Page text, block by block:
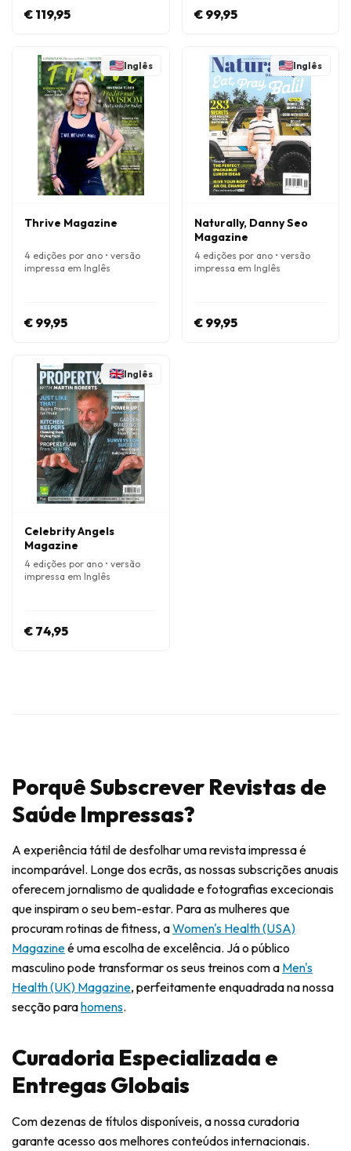
€ 119,95 € 99,95
Inglês
Thrive Magazine
4 edições por ano • versão
impressa em Inglês
€ 99,95
Inglês
Naturally, Danny Seo
Magazine
4 edições por ano • versão
impressa em Inglês
€ 99,95
Inglês
Celebrity Angels
Magazine
4 edições por ano • versão
impressa em Inglês
€ 74,95
Porquê Subscrever Revistas de
Saúde Impressas?
A experiência tátil de desfolhar uma revista impressa é
incomparável. Longe dos ecrãs, as nossas subscrições anuais
oferecem jornalismo de qualidade e fotografias excecionais
que inspiram o seu bem-estar. Para as mulheres que
procuram rotinas de fitness, aWomen's Health (USA)
Magazineé uma escolha de excelência. Já o público
masculino pode transformar os seus treinos com a Men's
Health (UK) Magazine, perfeitamente enquadrada na nossa
secção parahomens.
Curadoria Especializada e
Entregas Globais
Com dezenas de títulos disponíveis, a nossa curadoria
garante acesso aos melhores conteúdos internacionais.